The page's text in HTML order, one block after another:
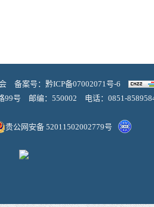
备案号： 黔ICP备07002071号-6
99号 邮编：550002 电话：0851-
贵公网安备 52011502002779号